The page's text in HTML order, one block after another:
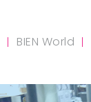
BIEN World